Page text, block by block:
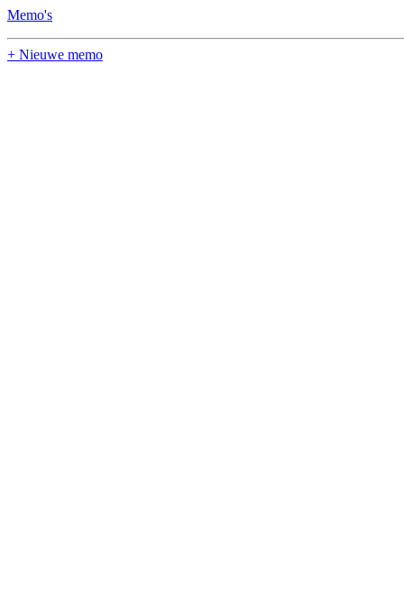
Memo's
+ Nieuwe memo